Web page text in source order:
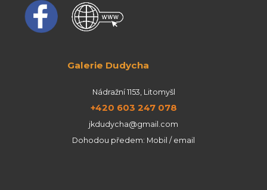
Galerie Dudycha
Nádražní 1153, Litomyšl
+420 603 247 078
jkdudycha@gmail.com
Dohodou předem: Mobil / email